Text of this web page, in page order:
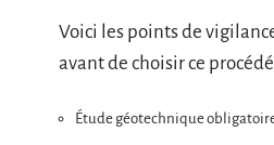
Voici les points de
avant de choisir ce
Étude géotechnique